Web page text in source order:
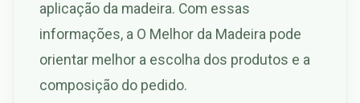
aplicação da madeira. Com essas
informações, a O Melhor da Madeira pode
orientar melhor a escolha dos produtos e a
composição do pedido.